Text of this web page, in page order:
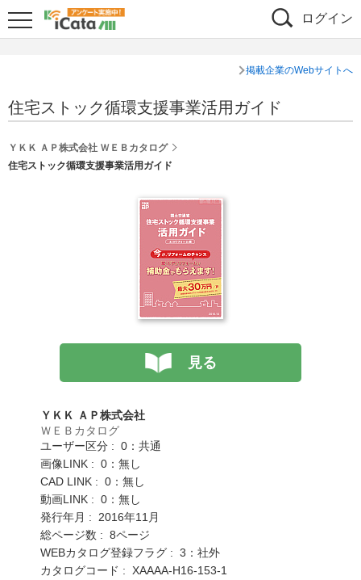
ログイン
掲載企業のWebサイトへ
住宅ストック循環支援事業活用ガイド
ＹＫＫ ＡＰ株式会社 ＷＥＢカタログ
住宅ストック循環支援事業活用ガイド
見る
ＹＫＫ ＡＰ株式会社
ＷＥＢカタログ
ユーザー区分 : 0：共通
画像LINK : 0：無し
CAD LINK : 0：無し
動画LINK : 0：無し
発行年月 : 2016年11月
総ページ数 : 8ページ
WEBカタログ登録フラグ : 3：社外
カタログコード : XAAAA-H16-153-1